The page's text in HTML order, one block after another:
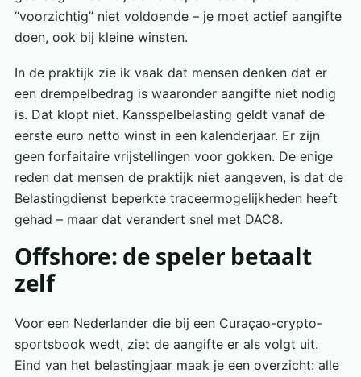
“voorzichtig” niet voldoende – je moet actief aangifte
doen, ook bij kleine winsten.
In de praktijk zie ik vaak dat mensen denken dat er
een drempelbedrag is waaronder aangifte niet nodig
is. Dat klopt niet. Kansspelbelasting geldt vanaf de
eerste euro netto winst in een kalenderjaar. Er zijn
geen forfaitaire vrijstellingen voor gokken. De enige
reden dat mensen de praktijk niet aangeven, is dat de
Belastingdienst beperkte traceermogelijkheden heeft
gehad – maar dat verandert snel met DAC8.
Offshore: de speler betaalt
zelf
Voor een Nederlander die bij een Curaçao-crypto-
sportsbook wedt, ziet de aangifte er als volgt uit.
Eind van het belastingjaar maak je een overzicht: alle